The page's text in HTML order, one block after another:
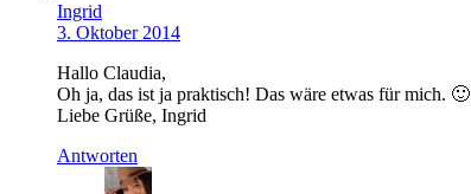
Ingrid
3. Oktober 2014
Hallo Claudia,
Oh ja, das ist ja praktisch! Das wäre etwas für mich. 🙂
Liebe Grüße, Ingrid
Antworten